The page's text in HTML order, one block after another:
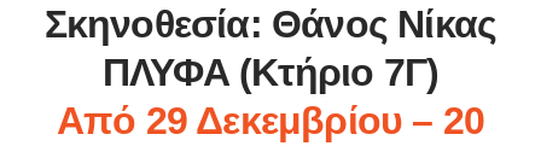
Σκηνοθεσία: Θάνος Νίκας
ΠΛΥΦΑ (Κτήριο 7Γ)
Από 29 Δεκεμβρίου – 20